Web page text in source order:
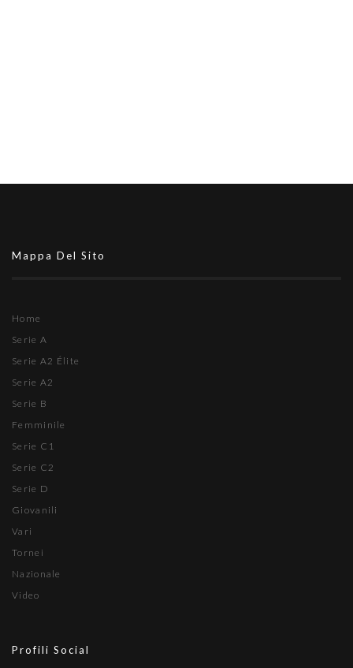
Mappa Del Sito
Home
Serie A
Serie A2 Élite
Serie A2
Serie B
Femminile
Serie C1
Serie C2
Serie D
Giovanili
Vari
Tornei
Nazionale
Video
Profili Social